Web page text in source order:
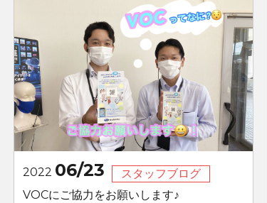
2022 06/23
スタッフブログ
VOCにご協力をお願いします♪